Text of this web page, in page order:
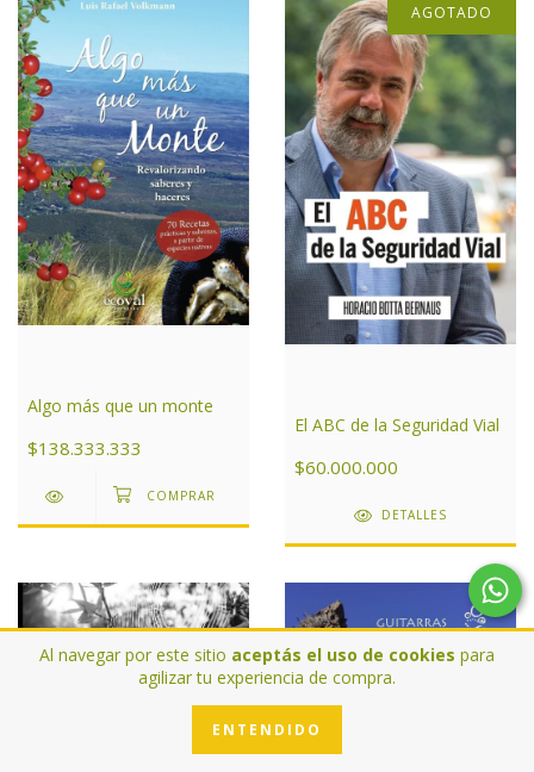
Al navegar por este sitio aceptás el uso de cookies para
agilizar tu experiencia de compra.
ENTENDIDO
Algo más que un monte
$138.333.333
AGOTADO
El ABC de la Seguridad Vial
$60.000.000
DETALLES